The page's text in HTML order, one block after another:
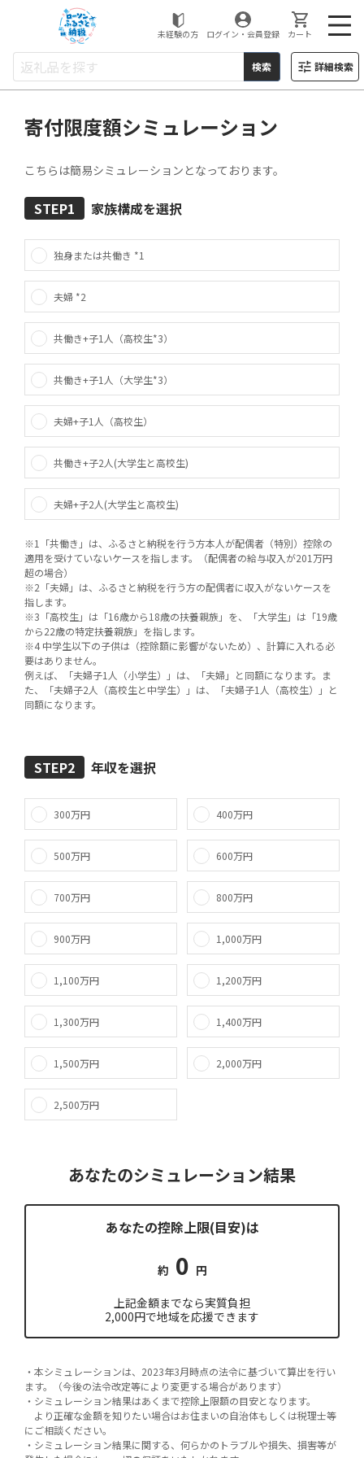
ローソンふるさと納税
未経験の方 ログイン・会員登録 カート
検索 詳細検索
LAWSON
寄付限度額シミュレーション
こちらは簡易シミュレーションとなっております。
STEP1 家族構成を選択
独身または共働き *1
夫婦 *2
共働き+子1人（高校生*3）
共働き+子1人（大学生*3）
夫婦+子1人（高校生）
共働き+子2人(大学生と高校生)
夫婦+子2人(大学生と高校生)
※1「共働き」は、ふるさと納税を行う方本人が配偶者（特別）控除の
適用を受けていないケースを指します。（配偶者の給与収入が201万円
超の場合）
※2「夫婦」は、ふるさと納税を行う方の配偶者に収入がないケースを
指します。
※3「高校生」は「16歳から18歳の扶養親族」を、「大学生」は「19歳
から22歳の特定扶養親族」を指します。
※4 中学生以下の子供は（控除額に影響がないため）、計算に入れる必
要はありません。
例えば、「夫婦子1人（小学生）」は、「夫婦」と同額になります。ま
た、「夫婦子2人（高校生と中学生）」は、「夫婦子1人（高校生）」と
同額になります。
STEP2 年収を選択
300万円 400万円
500万円 600万円
700万円 800万円
900万円 1,000万円
1,100万円 1,200万円
1,300万円 1,400万円
1,500万円 2,000万円
2,500万円
あなたのシミュレーション結果
あなたの控除上限(目安)は
約 0 円
上記金額までなら実質負担
2,000円で地域を応援できます
・本シミュレーションは、2023年3月時点の法令に基づいて算出を行い
ます。（今後の法令改定等により変更する場合があります）
・シミュレーション結果はあくまで控除上限額の目安となります。
より正確な金額を知りたい場合はお住まいの自治体もしくは税理士等
にご相談ください。
・シミュレーション結果に関する、何らかのトラブルや損失、損害等が